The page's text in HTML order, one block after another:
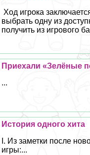
Ход игрока
выбрать одну из
получить из игрового
Приехали «Зелёные
...
История одного хита
I. Из заметки после
игры:...